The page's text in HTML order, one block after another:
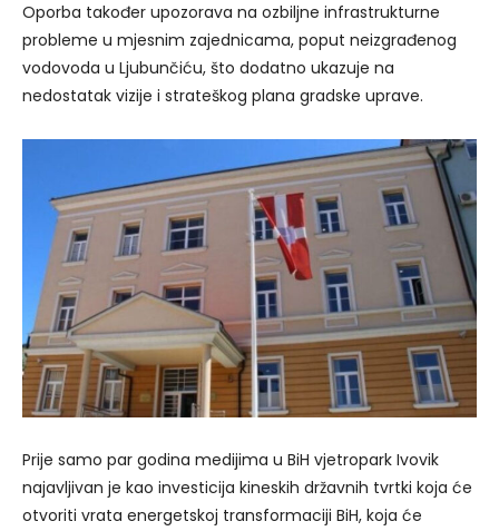
Oporba također upozorava na ozbiljne infrastrukturne
probleme u mjesnim zajednicama, poput neizgrađenog
vodovoda u Ljubunčiću, što dodatno ukazuje na
nedostatak vizije i strateškog plana gradske uprave.
Prije samo par godina medijima u BiH vjetropark Ivovik
najavljivan je kao investicija kineskih državnih tvrtki koja će
otvoriti vrata energetskoj transformaciji BiH, koja će